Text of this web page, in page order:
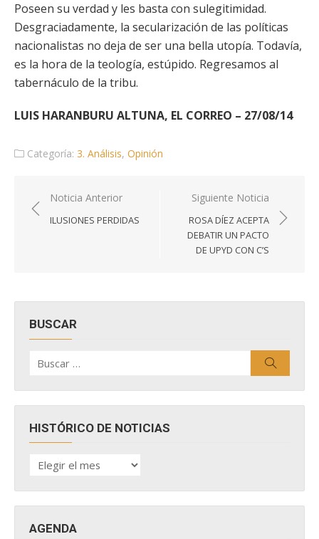
Poseen su verdad y les basta con sulegitimidad.
Desgraciadamente, la secularización de las políticas
nacionalistas no deja de ser una bella utopía. Todavía,
es la hora de la teología, estúpido. Regresamos al
tabernáculo de la tribu.
LUIS HARANBURU ALTUNA, EL CORREO – 27/08/14
Categoría: 3. Análisis, Opinión
Navegación
de
Noticia Anterior
ILUSIONES PERDIDAS
Siguiente Noticia
ROSA DÍEZ ACEPTA
DEBATIR UN PACTO
DE UPYD CON C’S
BUSCAR
por:
HISTÓRICO DE NOTICIAS
HISTÓRICO
DE
AGENDA